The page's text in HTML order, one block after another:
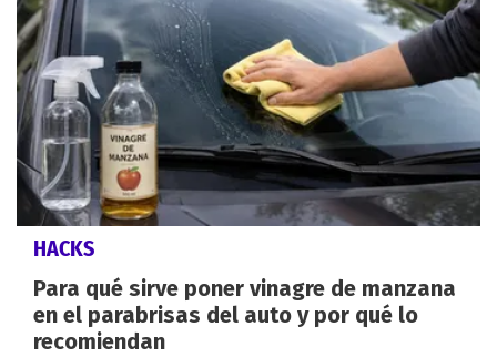
HACKS
Para qué sirve poner vinagre de manzana
en el parabrisas del auto y por qué lo
recomiendan